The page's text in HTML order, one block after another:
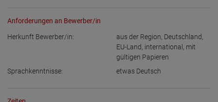
Anforderungen an Bewerber/in
Herkunft Bewerber/in: aus der Region, Deutschland,
EU-Land, international, mit
gültigen Papieren
Sprachkenntnisse:
etwas Deutsch